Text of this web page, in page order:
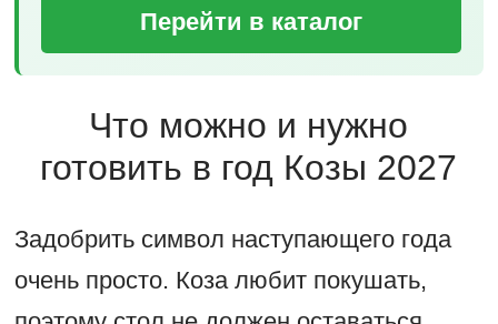
Перейти в каталог
Что можно и нужно
готовить в год Козы 2027
Задобрить символ наступающего года
очень просто. Коза любит покушать,